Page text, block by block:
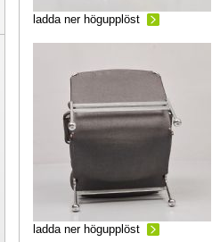
ladda ner högupplöst
ladda ner högupplöst